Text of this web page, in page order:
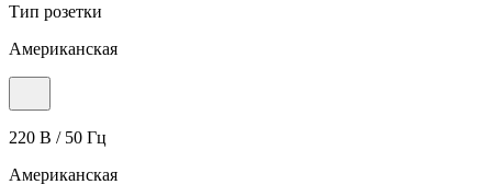
Тип розетки
Американская
220 В / 50 Гц
Американская